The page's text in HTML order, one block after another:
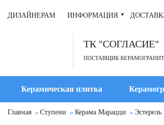
ДИЗАЙНЕРАМ ИНФОРМАЦИЯ
ТК "СОГЛАСИЕ"
ПОСТАВЩИК
Керамическая плитка
Главная Ступени Керама Марацци Эстерель